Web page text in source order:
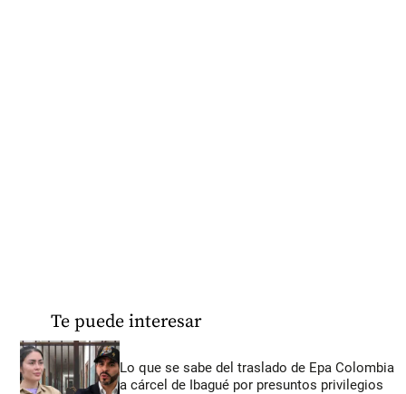
Te puede interesar
Lo que se sabe del traslado de Epa Colombia
a cárcel de Ibagué por presuntos privilegios